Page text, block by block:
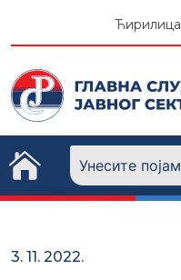
Ћирилица
3. 11. 2022.